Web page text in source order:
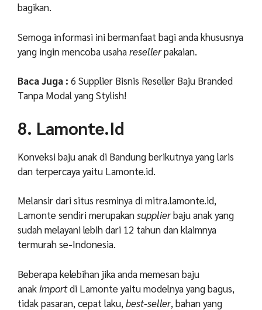
bagikan.
Semoga informasi ini bermanfaat bagi anda khususnya
yang ingin mencoba usaharesellerpakaian.
Baca Juga : 6 Supplier Bisnis Reseller Baju Branded
Tanpa Modal yang Stylish!
8. Lamonte.Id
Konveksi baju anak di Bandung berikutnya yang laris
dan terpercaya yaitu Lamonte.id.
Melansir dari situs resminya di mitra.lamonte.id,
Lamonte sendiri merupakansupplierbaju anak yang
sudah melayani lebih dari 12 tahun dan klaimnya
termurah se-Indonesia.
Beberapa kelebihan jika anda memesan baju
anakimportdi Lamonte yaitu modelnya yang bagus,
tidak pasaran, cepat laku, best-seller, bahan yang